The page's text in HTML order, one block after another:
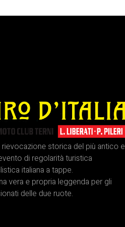
rievocazione storica del più antico e
di regolarità turistica
italiana a tappe.
vera e propria leggenda per gli
delle due ruote.